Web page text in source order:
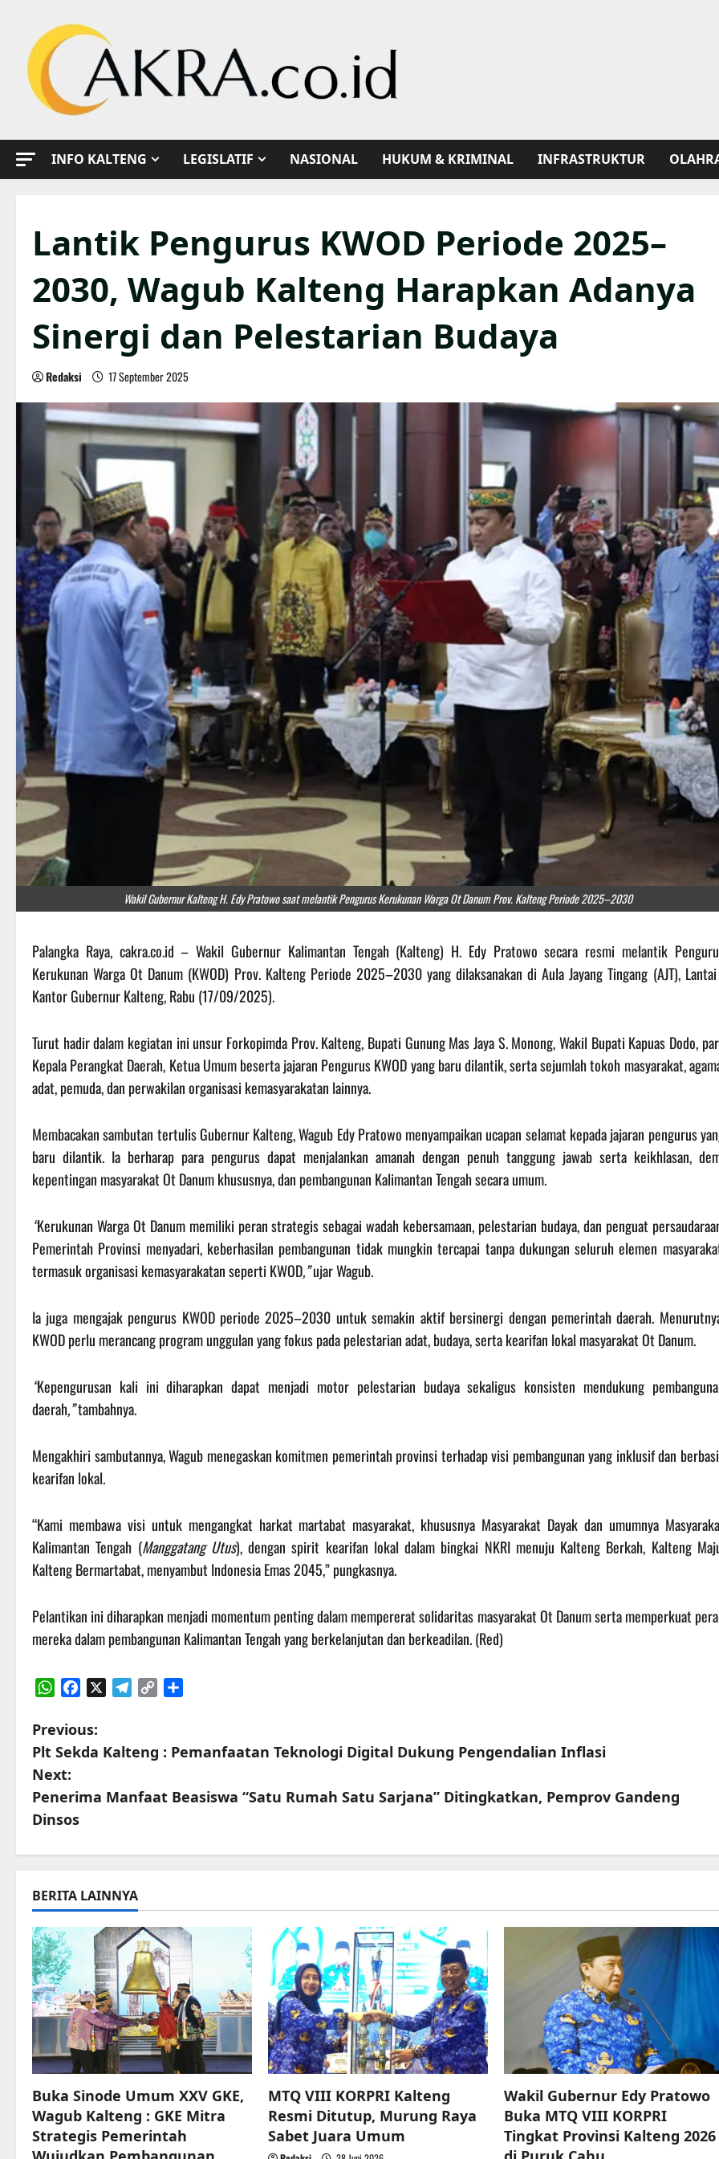
content
INFO KALTENG LEGISLATIF NASIONAL HUKUM & KRIMINAL INFRASTRUKTUR
Lantik Pengurus KWOD Periode 2025–
2030, Wagub Kalteng Harapkan Adanya
Sinergi dan Pelestarian Budaya
Redaksi 17 September 2025
Wakil Gubernur Kalteng H. Edy Pratowo saat melantik Pengurus Kerukunan Warga Ot Danum Prov. Kalteng Periode 2025–2030
Palangka Raya, cakra.co.id – Wakil Gubernur Kalimantan Tengah (Kalteng) H. Edy Pratowo secara resmi melantik
Kerukunan Warga Ot Danum (KWOD) Prov. Kalteng Periode 2025–2030 yang dilaksanakan di Aula Jayang Tingang (AJT),
Kantor Gubernur Kalteng, Rabu (17/09/2025).
Turut hadir dalam kegiatan ini unsur Forkopimda Prov. Kalteng, Bupati Gunung Mas Jaya S. Monong, Wakil Bupati Kapuas Dodo,
Kepala Perangkat Daerah, Ketua Umum beserta jajaran Pengurus KWOD yang baru dilantik, serta sejumlah tokoh masyarakat,
adat, pemuda, dan perwakilan organisasi kemasyarakatan lainnya.
Membacakan sambutan tertulis Gubernur Kalteng, Wagub Edy Pratowo menyampaikan ucapan selamat kepada jajaran pengurus
baru dilantik. Ia berharap para pengurus dapat menjalankan amanah dengan penuh tanggung jawab serta keikhlasan,
kepentingan masyarakat Ot Danum khususnya, dan pembangunan Kalimantan Tengah secara umum.
“Kerukunan Warga Ot Danum memiliki peran strategis sebagai wadah kebersamaan, pelestarian budaya, dan penguat
Pemerintah Provinsi menyadari, keberhasilan pembangunan tidak mungkin tercapai tanpa dukungan seluruh elemen
termasuk organisasi kemasyarakatan seperti KWOD,”ujar Wagub.
Ia juga mengajak pengurus KWOD periode 2025–2030 untuk semakin aktif bersinergi dengan pemerintah daerah.
KWOD perlu merancang program unggulan yang fokus pada pelestarian adat, budaya, serta kearifan lokal masyarakat Ot Danum.
“Kepengurusan kali ini diharapkan dapat menjadi motor pelestarian budaya sekaligus konsisten mendukung
daerah,”tambahnya.
Mengakhiri sambutannya, Wagub menegaskan komitmen pemerintah provinsi terhadap visi pembangunan yang inklusif dan
kearifan lokal.
“Kami membawa visi untuk mengangkat harkat martabat masyarakat, khususnya Masyarakat Dayak dan umumnya
Kalimantan Tengah (Manggatang Utus), dengan spirit kearifan lokal dalam bingkai NKRI menuju Kalteng Berkah, Kalteng
Kalteng Bermartabat, menyambut Indonesia Emas 2045,” pungkasnya.
Pelantikan ini diharapkan menjadi momentum penting dalam mempererat solidaritas masyarakat Ot Danum serta memperkuat
mereka dalam pembangunan Kalimantan Tengah yang berkelanjutan dan berkeadilan. (Red)
P
o
s
t
a
v
i
g
a
t
i
o
Previous:
Plt Sekda Kalteng : Pemanfaatan Teknologi Digital Dukung Pengendalian Inflasi
Next:
Penerima Manfaat Beasiswa “Satu Rumah Satu Sarjana” Ditingkatkan, Pemprov Gandeng
Dinsos
BERITA LAINNYA
Buka Sinode Umum XXV GKE,
Wagub Kalteng : GKE Mitra
Strategis Pemerintah
MTQ VIII KORPRI Kalteng
Resmi Ditutup, Murung Raya
Sabet Juara Umum
Wakil Gubernur Edy Pratowo
Buka MTQ VIII KORPRI
Tingkat Provinsi Kalteng 2026